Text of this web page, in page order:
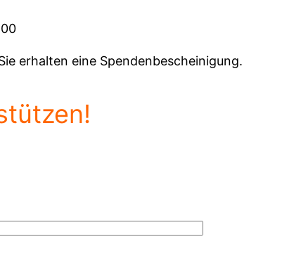
erhalten eine Spendenbescheinigung.